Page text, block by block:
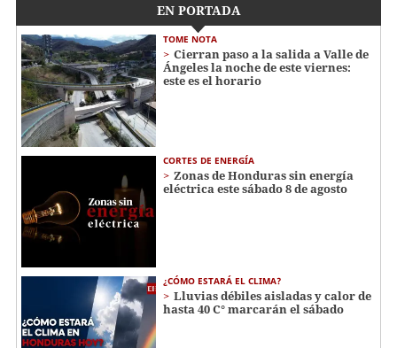
EN PORTADA
TOME NOTA
Cierran paso a la salida a Valle de
Ángeles la noche de este viernes:
este es el horario
CORTES DE ENERGÍA
Zonas de Honduras sin energía
eléctrica este sábado 8 de agosto
¿CÓMO ESTARÁ EL CLIMA?
Lluvias débiles aisladas y calor de
hasta 40 C° marcarán el sábado